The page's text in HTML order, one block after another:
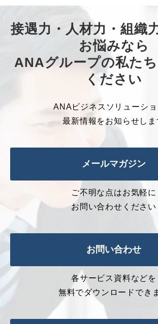
接遇力・人材力・組織
お悩みなら
ANAグループの私た
ください
ANAビジネスソリューシ
最新情報をお知らせしま
メールマガジン
ご不明な点はお気軽に
お問い合わせください
お問い合わせ
各サービス資料などを
無料でダウンロードでき